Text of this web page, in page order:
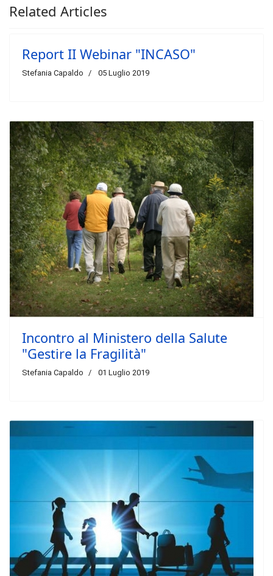
Related Articles
Report II Webinar "INCASO"
Stefania Capaldo 05 Luglio 2019
Incontro al Ministero della Salute
"Gestire la Fragilità"
Stefania Capaldo 01 Luglio 2019